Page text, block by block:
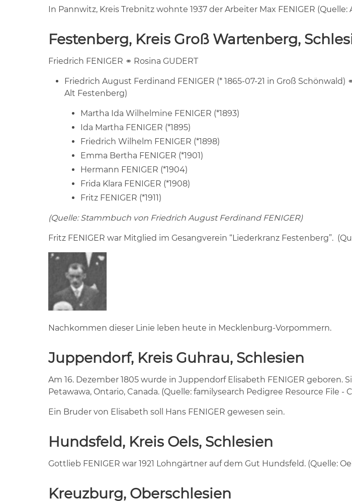
In Pannwitz, Kreis Trebnitz wohnte 1937 der Arbeiter Max FENIGER
Festenberg, Kreis Groß Wartenberg,
Friedrich FENIGER ⚭ Rosina GUDERT
Friedrich August Ferdinand FENIGER (* 1865-07-21 in Groß
Alt Festenberg)
Martha Ida Wilhelmine FENIGER (*1893)
Ida Martha FENIGER (*1895)
Friedrich Wilhelm FENIGER (*1898)
Emma Bertha FENIGER (*1901)
Hermann FENIGER (*1904)
Frida Klara FENIGER (*1908)
Fritz FENIGER (*1911)
(Quelle: Stammbuch von Friedrich August Ferdinand FENIGER)
Fritz FENIGER war Mitglied im Gesangverein “Liederkranz Festenberg”.
Nachkommen dieser Linie leben heute in Mecklenburg-Vorpommern.
Juppendorf, Kreis Guhrau, Schlesien
Am 16. Dezember 1805 wurde in Juppendorf Elisabeth FENIGER geboren.
Petawawa, Ontario, Canada. (Quelle: familysearch Pedigree Resource File -
Ein Bruder von Elisabeth soll Hans FENIGER gewesen sein.
Hundsfeld, Kreis Oels, Schlesien
Gottlieb FENIGER war 1921 Lohngärtner auf dem Gut Hundsfeld. (Quelle:
Kreuzburg, Oberschlesien